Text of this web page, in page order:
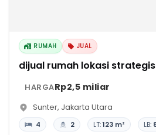
RUMAH JUAL
dijual rumah lokasi
HARGARp2,5 miliar
Sunter, Jakarta Utara
4 2 LT:123 m² LB: